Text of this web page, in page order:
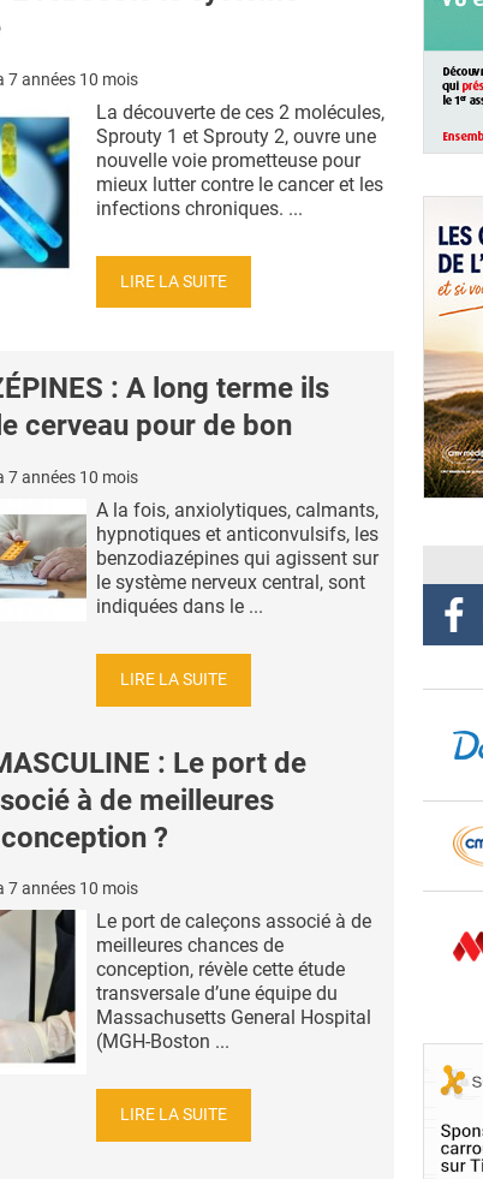
7 années 10 mois
La découverte de ces 2 molécules,
Sprouty 1 et Sprouty 2, ouvre une
nouvelle voie prometteuse pour
mieux lutter contre le cancer et les
infections chroniques. ...
LIRE LA SUITE
: A long terme ils
cerveau pour de bon
7 années 10 mois
A la fois, anxiolytiques, calmants,
hypnotiques et anticonvulsifs, les
benzodiazépines qui agissent sur
le système nerveux central, sont
indiquées dans le ...
LIRE LA SUITE
: Le port de
à de meilleures
?
7 années 10 mois
Le port de caleçons associé à de
meilleures chances de
conception, révèle cette étude
transversale d’une équipe du
Massachusetts General Hospital
(MGH-Boston ...
LIRE LA SUITE